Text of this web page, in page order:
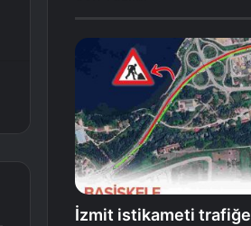
İzmit istikameti trafiğe